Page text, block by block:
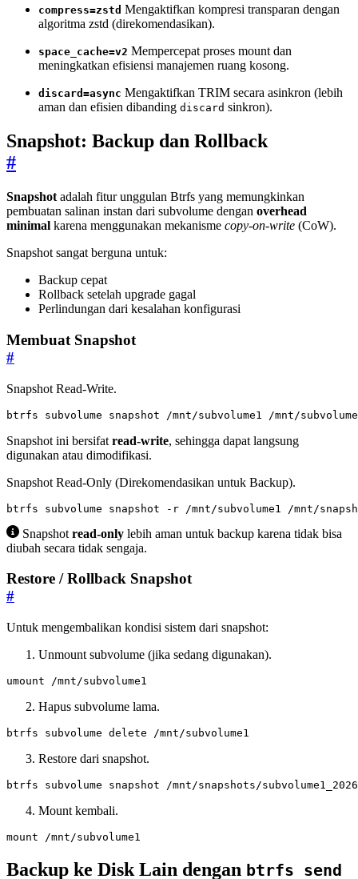
compress=zstd Mengaktifkan kompresi transparan dengan
algoritma zstd (direkomendasikan).
space_cache=v2 Mempercepat proses mount dan
meningkatkan efisiensi manajemen ruang kosong.
discard=async Mengaktifkan TRIM secara asinkron (lebih
aman dan efisien dibanding discard sinkron).
Snapshot: Backup dan Rollback
#
Snapshot adalah fitur unggulan Btrfs yang memungkinkan
pembuatan salinan instan dari subvolume dengan overhead
minimal karena menggunakan mekanisme copy-on-write (CoW).
Snapshot sangat berguna untuk:
Backup cepat
Rollback setelah upgrade gagal
Perlindungan dari kesalahan konfigurasi
Membuat Snapshot
#
Snapshot Read-Write.
btrfs subvolume snapshot /mnt/subvolume1 /mnt/
Snapshot ini bersifat read-write, sehingga dapat langsung
digunakan atau dimodifikasi.
Snapshot Read-Only (Direkomendasikan untuk Backup).
btrfs subvolume snapshot -r /mnt/subvolume1 /mnt/
Snapshot read-only lebih aman untuk backup karena tidak bisa
diubah secara tidak sengaja.
Restore / Rollback Snapshot
#
Untuk mengembalikan kondisi sistem dari snapshot:
Unmount subvolume (jika sedang digunakan).
umount /mnt/subvolume1
Hapus subvolume lama.
btrfs subvolume delete /mnt/subvolume1
Restore dari snapshot.
btrfs subvolume snapshot /mnt/snapshots/
Mount kembali.
mount /mnt/subvolume1
Backup ke Disk Lain dengan btrfs send